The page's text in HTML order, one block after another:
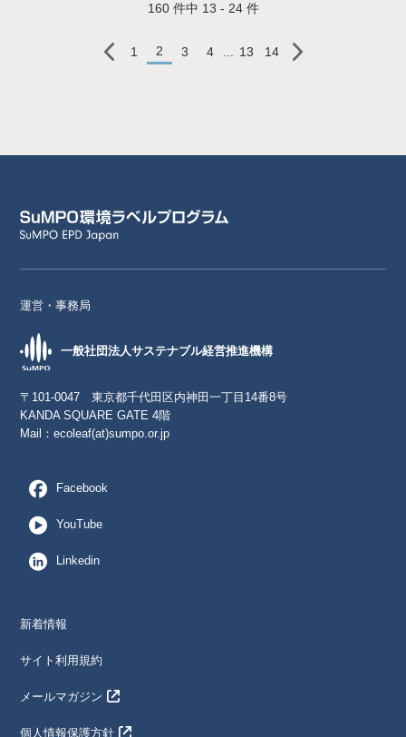
160 件中 13 - 24 件
1 2 3 4 ... 13 14
運営・事務局
一般社団法人サステナブル経営推進機構
〒101-0047 東京都千代田区内神田一丁目14番8号
KANDA SQUARE GATE 4階
Mail：ecoleaf(at)sumpo.or.jp
Facebook
YouTube
Linkedin
新着情報
サイト利用規約
メールマガジン
個人情報保護方針